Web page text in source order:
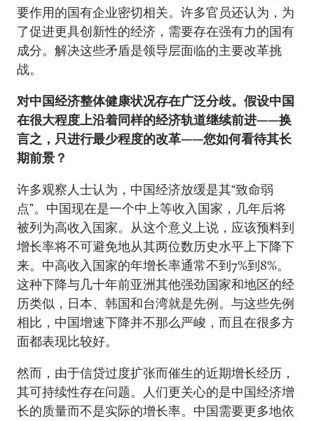
要作用的国有企业密切相关。许多官员还认为，为
了促进更具创新性的经济，需要存在强有力的国有
成分。解决这些矛盾是领导层面临的主要改革挑
战。
对中国经济整体健康状况存在广泛分歧。假设中国
在很大程度上沿着同样的经济轨道继续前进——换
言之，只进行最少程度的改革——您如何看待其长
期前景？
许多观察人士认为，中国经济放缓是其“致命弱
点”。中国现在是一个中上等收入国家，几年后将
被列为高收入国家。从这个意义上说，应该预料到
增长率将不可避免地从其两位数历史水平上下降下
来。中高收入国家的年增长率通常不到7%到8%。
这种下降与几十年前亚洲其他强劲国家和地区的经
历类似，日本、韩国和台湾就是先例。与这些先例
相比，中国增速下降并不那么严峻，而且在很多方
面都表现比较好。
然而，由于信贷过度扩张而催生的近期增长经历，
其可持续性存在问题。人们更关心的是中国经济增
长的质量而不是实际的增长率。中国需要更多地依